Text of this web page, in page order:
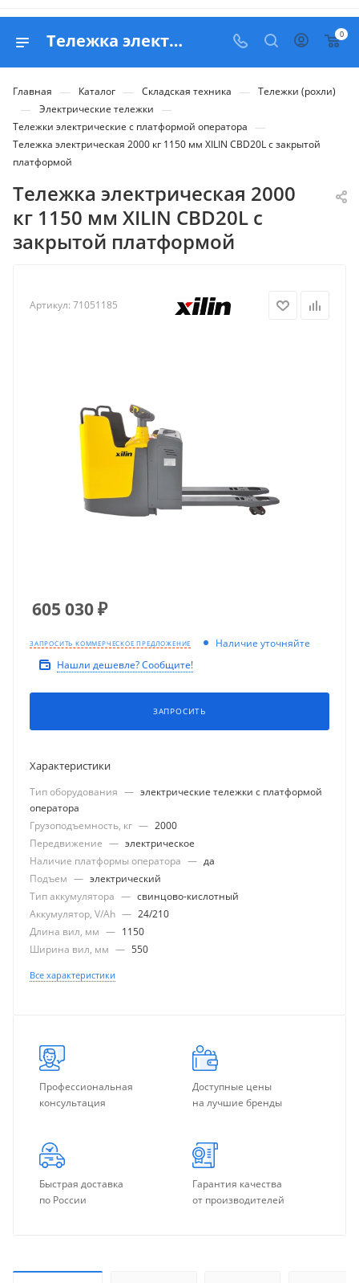
Тележка электрическая 2000 кг 1150 мм XILIN CBD20L с закрытой платформой - купить в Belapex 0
Главная — Каталог — Складская техника — Тележки (рохли)
— Электрические тележки —
Тележки электрические с платформой оператора —
Тележка электрическая 2000 кг 1150 мм XILIN CBD20L с закрытой
платформой
Тележка электрическая 2000
кг 1150 мм XILIN CBD20L с
закрытой платформой
Артикул: 71051185
605 030₽
ЗАПРОСИТЬ КОММЕРЧЕСКОЕ ПРЕДЛОЖЕНИЕ
Наличие уточняйте
Нашли дешевле? Сообщите!
ЗАПРОСИТЬ
Характеристики
Тип оборудования — электрические тележки с платформой
оператора
Грузоподъемность, кг — 2000
Передвижение — электрическое
Наличие платформы оператора — да
Подъем — электрический
Тип аккумулятора — свинцово-кислотный
Аккумулятор, V/Ah — 24/210
Длина вил, мм — 1150
Ширина вил, мм — 550
Все характеристики
Профессиональная
консультация
Доступные цены
на лучшие бренды
Быстрая доставка
по России
Гарантия качества
от производителей